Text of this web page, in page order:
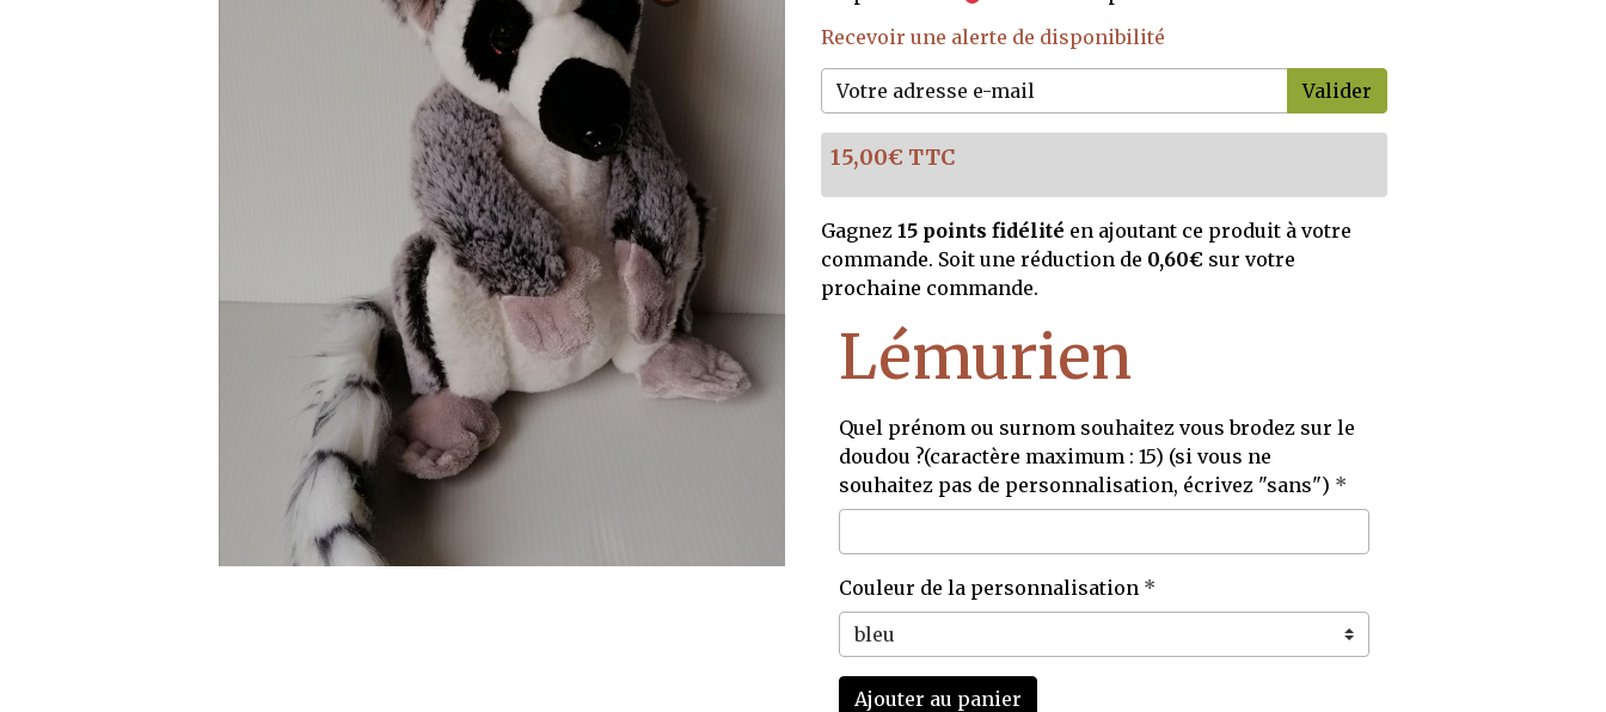
Recevoir une alerte de disponibilité
Valider
15,00€ TTC
Gagnez 15 points fidélité en ajoutant ce produit à votre
commande. Soit une réduction de 0,60€ sur votre
prochaine commande.
Lémurien
Quel prénom ou surnom souhaitez vous brodez sur le
doudou ?(caractère maximum : 15) (si vous ne
souhaitez pas de personnalisation, écrivez "sans")
Couleur de la personnalisation
Ajouter au panier